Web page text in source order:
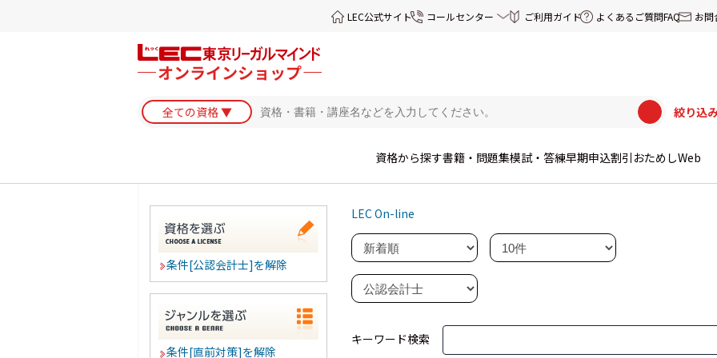
LEC公式サイト コールセンター ご利用ガイド よくあるご質問FAQ お問
絞り込
資格から探す書籍・問題集模試・答練早期申込割引 おためしWeb
条件[公認会計士]を解除
条件[直前対策]を解除
LEC On-line
キーワード検索